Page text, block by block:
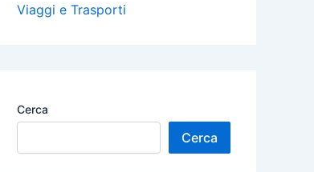
Viaggi e Trasporti
Cerca
Cerca